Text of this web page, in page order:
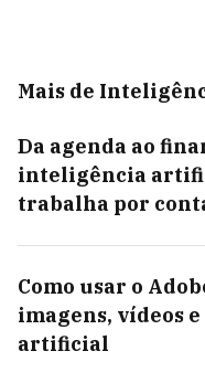
Mais de
Da agenda ao
inteligência
trabalha por
Como usar o
imagens, vídeos
artificial